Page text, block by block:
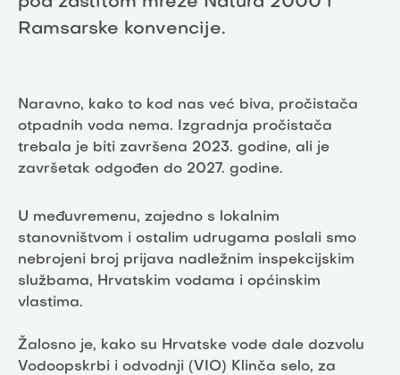
Ramsarske konvencije.
Naravno, kako to kod nas već biva, pročistača
otpadnih voda nema. Izgradnja pročistača
trebala je biti završena 2023. godine, ali je
završetak odgođen do 2027. godine.
U međuvremenu, zajedno s lokalnim
stanovništvom i ostalim udrugama poslali smo
nebrojeni broj prijava nadležnim inspekcijskim
službama, Hrvatskim vodama i općinskim
vlastima.
Žalosno je, kako su Hrvatske vode dale dozvolu
Vodoopskrbi i odvodnji (VIO) Klinča selo, za